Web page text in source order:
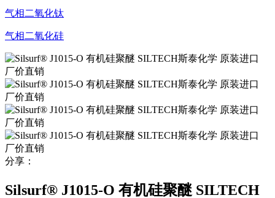
气相二氧化钛
气相二氧化硅
分享：
Silsurf® J1015-O 有机硅聚醚 SILTECH